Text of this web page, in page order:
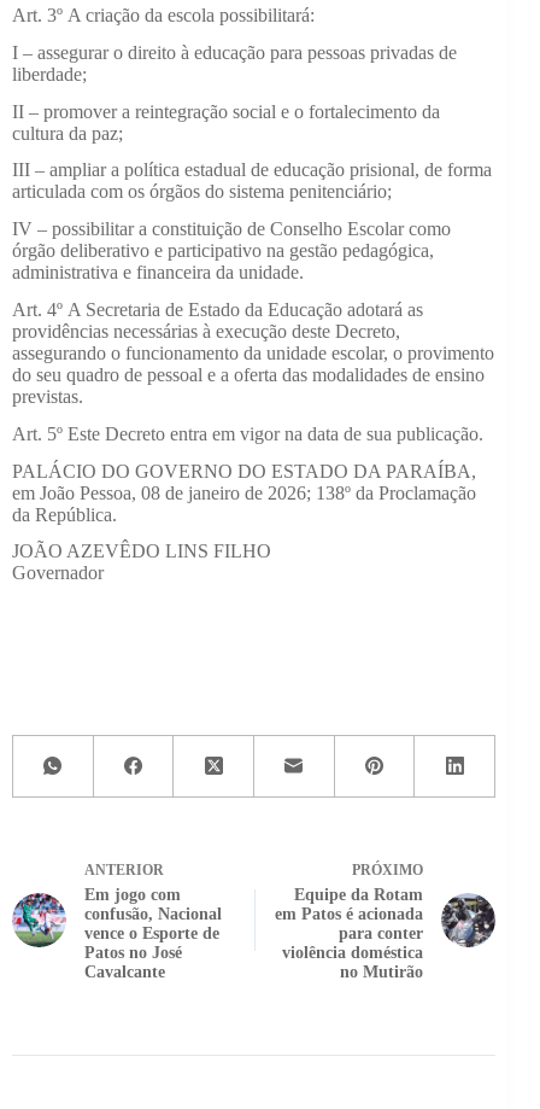
Art. 3º A criação da escola possibilitará:
I – assegurar o direito à educação para pessoas privadas de
liberdade;
II – promover a reintegração social e o fortalecimento da
cultura da paz;
III – ampliar a política estadual de educação prisional, de forma
articulada com os órgãos do sistema penitenciário;
IV – possibilitar a constituição de Conselho Escolar como
órgão deliberativo e participativo na gestão pedagógica,
administrativa e financeira da unidade.
Art. 4º A Secretaria de Estado da Educação adotará as
providências necessárias à execução deste Decreto,
assegurando o funcionamento da unidade escolar, o provimento
do seu quadro de pessoal e a oferta das modalidades de ensino
previstas.
Art. 5º Este Decreto entra em vigor na data de sua publicação.
PALÁCIO DO GOVERNO DO ESTADO DA PARAÍBA,
em João Pessoa, 08 de janeiro de 2026; 138º da Proclamação
da República.
JOÃO AZEVÊDO LINS FILHO
Governador
ANTERIOR
Em jogo com
confusão, Nacional
vence o Esporte de
Patos no José
Cavalcante
PRÓXIMO
Equipe da Rotam
em Patos é acionada
para conter
violência doméstica
no Mutirão